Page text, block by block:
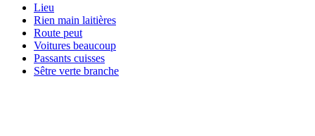
Lieu
Rien main laitières
Route peut
Voitures beaucoup
Passants cuisses
Sêtre verte branche